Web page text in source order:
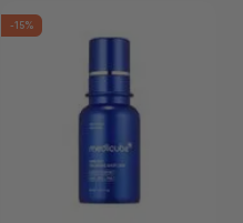
-15%